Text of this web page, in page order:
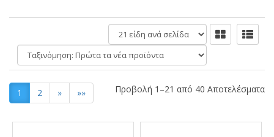
είδη
ανά
σελίδα
Ταξινόμηση:
1 2 » »» Προβολή 1–21 από 40 Αποτελέσματα
Αποτελέσματα